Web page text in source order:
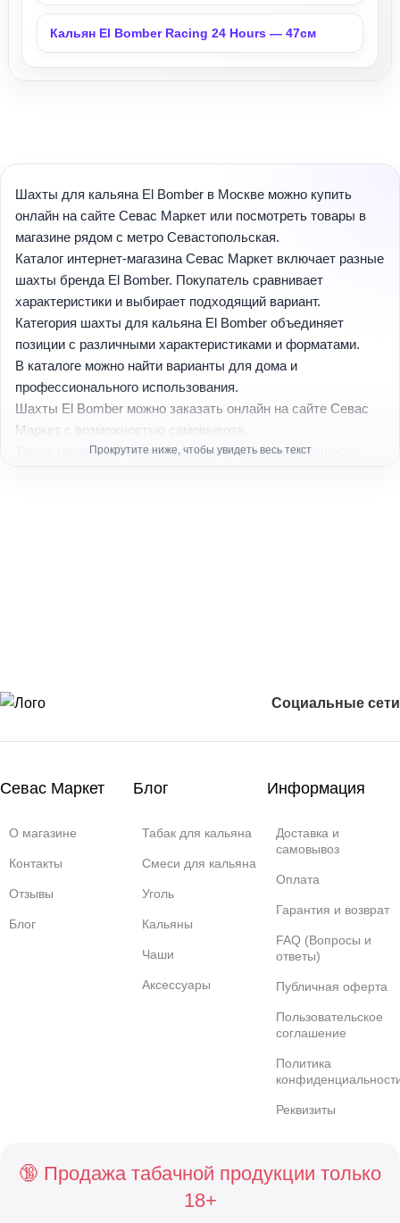
Кальян El Bomber Racing 24 Hours — 47см
Шахты для кальяна El Bomber в Москве можно купить
онлайн на сайте Севас Маркет или посмотреть товары в
магазине рядом с метро Севастопольская.
Каталог интернет-магазина Севас Маркет включает разные
шахты бренда El Bomber. Покупатель сравнивает
характеристики и выбирает подходящий вариант.
Категория шахты для кальяна El Bomber объединяет
позиции с различными характеристиками и форматами.
В каталоге можно найти варианты для дома и
профессионального использования.
Шахты El Bomber можно заказать онлайн на сайте Севас
Маркет с возможностью самовывоза.
Также товары можно посмотреть в магазине по адресу:
увидеть в магазине рядом с метро Севастопольская.Социальные сети
Севас Маркет
О магазине
Контакты
Отзывы
Блог
Блог
Табак для кальяна
Смеси для кальяна
Уголь
Кальяны
Чаши
Аксессуары
Информация
Доставка и
самовывоз
Оплата
Гарантия и возврат
FAQ (Вопросы и
ответы)
Публичная оферта
Пользовательское
соглашение
Политика
Реквизиты
🔞 Продажа табачной продукции только
18+